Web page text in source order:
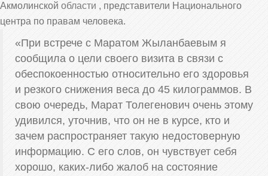
Акмолинской области , представители Национального
центра по правам человека.
«При встрече с Маратом Жыланбаевым я
сообщила о цели своего визита в связи с
обеспокоенностью относительно его здоровья
и резкого снижения веса до 45 килограммов. В
свою очередь, Марат Толегенович очень этому
удивился, уточнив, что он не в курсе, кто и
зачем распространяет такую недостоверную
информацию. С его слов, он чувствует себя
хорошо, каких-либо жалоб на состояние